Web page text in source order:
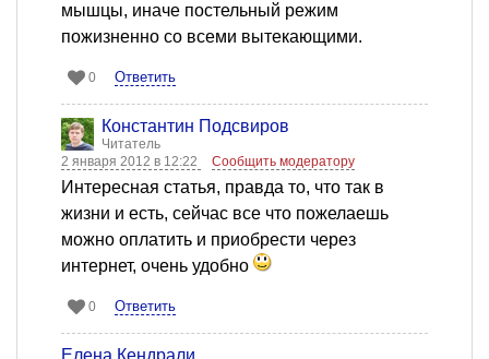
мышцы, иначе постельный режим
пожизненно со всеми вытекающими.
0 Ответить
Константин Подсвиров
Читатель
2 января 2012 в 12:22
Сообщить модератору
Интересная статья, правда то, что так в
жизни и есть, сейчас все что пожелаешь
можно оплатить и приобрести через
интернет, очень удобно
0 Ответить